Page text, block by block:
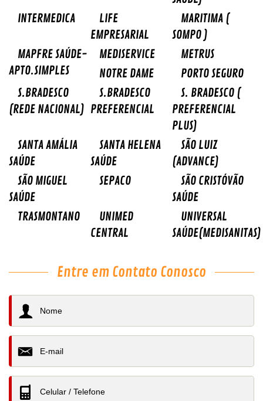
INTERMEDICA
LIFE
EMPRESARIAL
MARITIMA (
SOMPO )
MAPFRE SAÚDE-
APTO.SIMPLES
MEDISERVICE
METRUS
NOTRE DAME
PORTO SEGURO
S.BRADESCO
(REDE NACIONAL)
S.BRADESCO
PREFERENCIAL
S. BRADESCO (
PREFERENCIAL
PLUS)
SANTA AMÁLIA
SAÚDE
SANTA HELENA
SAÚDE
SÃO LUIZ
(ADVANCE)
SÃO MIGUEL
SAÚDE
SEPACO
SÃO CRISTÓVÃO
SAÚDE
TRASMONTANO
UNIMED
CENTRAL
UNIVERSAL
SAÚDE(MEDISANITAS)
Entre em Contato Conosco